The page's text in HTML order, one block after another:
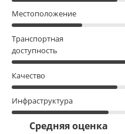
Местоположение
Транспортная
доступность
Качество
Инфраструктура
Средняя оценка